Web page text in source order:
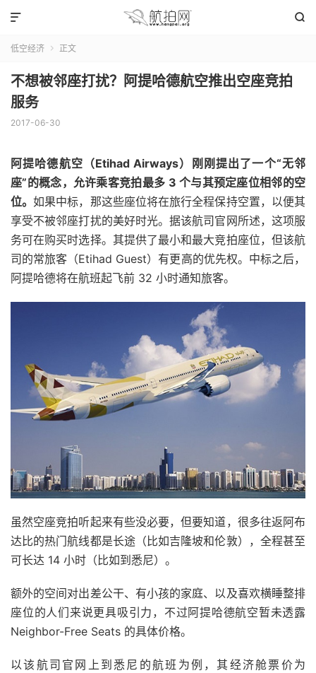


低空经济  正文
不想被邻座打扰？阿提哈德航空推出空座竞拍
服务
2017-06-30
阿提哈德航空（Etihad Airways）刚刚提出了一个“无邻
座”的概念，允许乘客竞拍最多 3 个与其预定座位相邻的空
位。如果中标，那这些座位将在旅行全程保持空置，以便其
享受不被邻座打扰的美好时光。据该航司官网所述，这项服
务可在购买时选择。其提供了最小和最大竞拍座位，但该航
司的常旅客（Etihad Guest）有更高的优先权。中标之后，
阿提哈德将在航班起飞前 32 小时通知旅客。
虽然空座竞拍听起来有些没必要，但要知道，很多往返阿布
达比的热门航线都是长途（比如吉隆坡和伦敦），全程甚至
可长达 14 小时（比如到悉尼）。
额外的空间对出差公干、有小孩的家庭、以及喜欢横睡整排
座位的人们来说更具吸引力，不过阿提哈德航空暂未透露
Neighbor-Free Seats 的具体价格。
以该航司官网上到悉尼的航班为例，其经济舱票价为